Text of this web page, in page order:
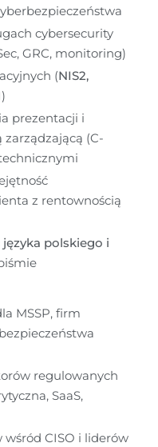
cybersecurity
GRC, monitoring)
(NIS2,
)
prezentacji i
(C-
z rentownością
języka polskiego i
MSSP, firm
regulowanych
SaaS,
CISO i liderów